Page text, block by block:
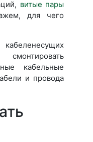
витые пары
для чего
кабельные
и провода